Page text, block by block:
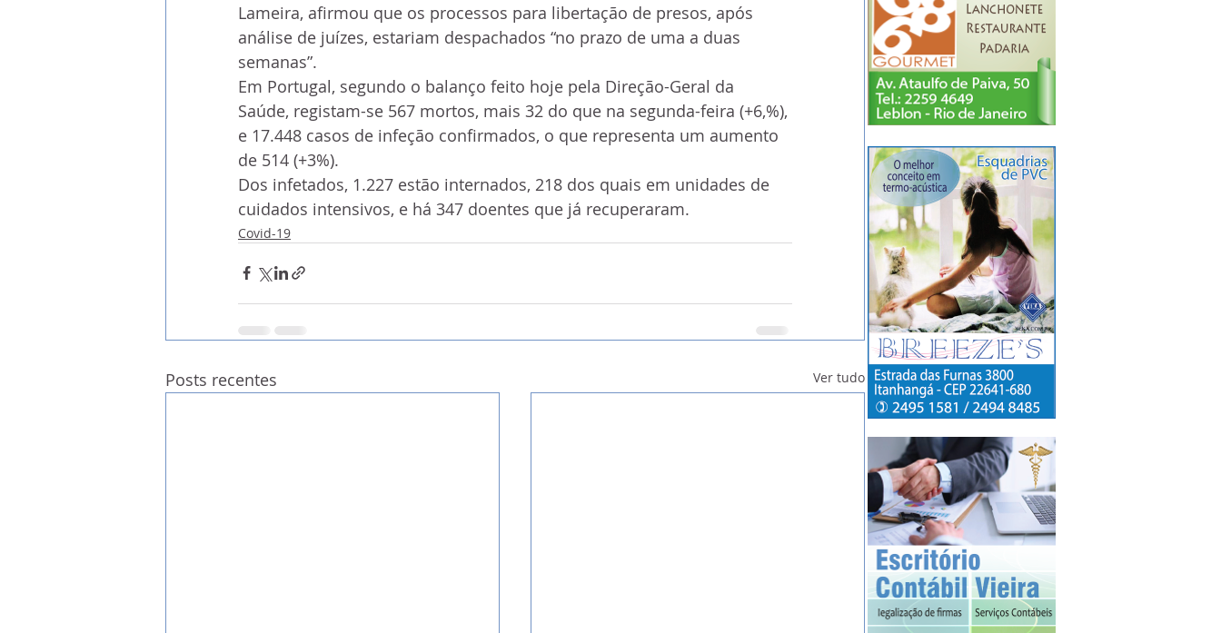
Lameira, afirmou que os processos para libertação de presos, após
análise de juízes, estariam despachados “no prazo de uma a duas
semanas”.
Em Portugal, segundo o balanço feito hoje pela Direção-Geral da
Saúde, registam-se 567 mortos, mais 32 do que na segunda-feira (+6,%),
e 17.448 casos de infeção confirmados, o que representa um aumento
de 514 (+3%).
Dos infetados, 1.227 estão internados, 218 dos quais em unidades de
cuidados intensivos, e há 347 doentes que já recuperaram.
Covid-19
Posts recentes Ver tudo